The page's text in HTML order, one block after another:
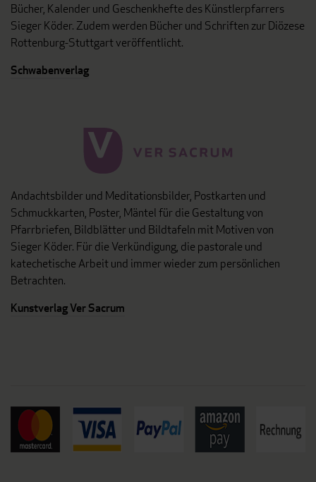
Bücher, Kalender und Geschenkhefte des Künstlerpfarrers
Sieger Köder. Zudem werden Bücher und Schriften zur Diözese
Rottenburg-Stuttgart veröffentlicht.
Schwabenverlag
Andachtsbilder und Meditationsbilder, Postkarten und
Schmuckkarten, Poster, Mäntel für die Gestaltung von
Pfarrbriefen, Bildblätter und Bildtafeln mit Motiven von
Sieger Köder. Für die Verkündigung, die pastorale und
katechetische Arbeit und immer wieder zum persönlichen
Betrachten.
Kunstverlag Ver Sacrum